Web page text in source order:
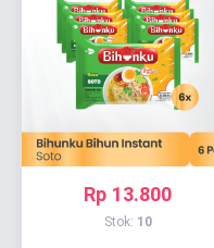
Rp 13.800
Stok: 10